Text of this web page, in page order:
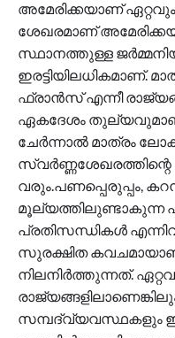
അമേരിക്കയാണ്
ശേഖരമാണ്
സ്ഥാനത്തുള്ള
ഇരട്ടിയിലധികമാണ്.
ഫ്രാന്‍സ് എന്നീ
ഏകദേശം
ചേര്‍ന്നാല്‍ മാത്രം
സ്വര്‍ണ്ണശേഖരത്തിന്റെ
വരും.പണപ്പെരുപ്പം,
മൂല്യത്തിലുണ്ടാകുന്ന
പ്രതിസന്ധികള്‍
സുരക്ഷിത
നിലനിര്‍ത്തുന്നത്.
സമ്പദ്വ്യവസ്ഥകളും